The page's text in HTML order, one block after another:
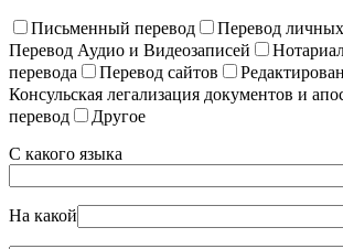
Письменный перевод
Перевод
Перевод Аудио и Видеозаписей
перевода
Перевод сайтов
Консульская легализация документов и
перевод
Другое
С какого языка
На какой